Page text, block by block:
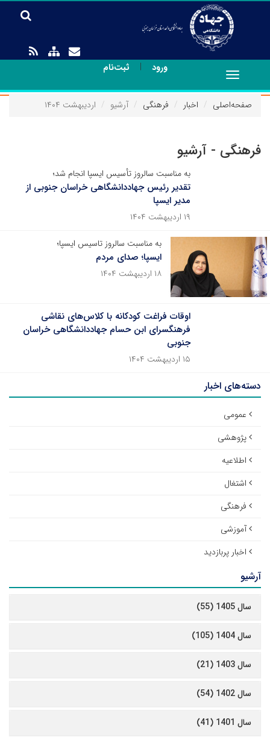
ورود | ثبت‌نام
Toggle
navigation
صفحه‌اصلی
اخبار فرهنگی آرشیو اردیبهشت ۱۴۰۴
فرهنگی - آرشیو
به مناسبت سالروز تأسیس ایسپا انجام شد؛
تقدیر رئیس جهاددانشگاهی خراسان جنوبی از
مدیر ایسپا
۱۹ اردیبهشت ۱۴۰۴
به مناسبت سالروز تاسیس ایسپا؛
ایسپا؛ صدای مردم
۱۸ اردیبهشت ۱۴۰۴
اوقات فراغت کودکانه با کلاس‌های نقاشی
فرهنگسرای ابن حسام جهاددانشگاهی خراسان
جنوبی
۱۵ اردیبهشت ۱۴۰۴
دسته‌های اخبار
عمومی
پژوهشی
اطلاعیه
اشتغال
فرهنگی
آموزشی
اخبار پربازدید
آرشیو
سال 1405 (55)
سال 1404 (105)
سال 1403 (21)
سال 1402 (54)
سال 1401 (41)